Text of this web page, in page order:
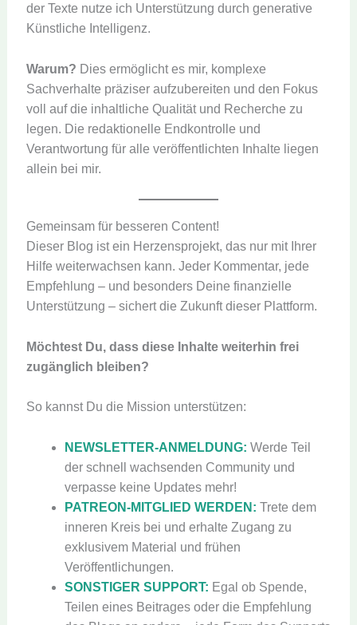
der Texte nutze ich Unterstützung durch generative
Künstliche Intelligenz.
Warum? Dies ermöglicht es mir, komplexe
Sachverhalte präziser aufzubereiten und den Fokus
voll auf die inhaltliche Qualität und Recherche zu
legen. Die redaktionelle Endkontrolle und
Verantwortung für alle veröffentlichten Inhalte liegen
allein bei mir.
Gemeinsam für besseren Content!
Dieser Blog ist ein Herzensprojekt, das nur mit Ihrer
Hilfe weiterwachsen kann. Jeder Kommentar, jede
Empfehlung – und besonders Deine finanzielle
Unterstützung – sichert die Zukunft dieser Plattform.
Möchtest Du, dass diese Inhalte weiterhin frei
zugänglich bleiben?
So kannst Du die Mission unterstützen:
NEWSLETTER-ANMELDUNG: Werde Teil
der schnell wachsenden Community und
verpasse keine Updates mehr!
PATREON-MITGLIED WERDEN: Trete dem
inneren Kreis bei und erhalte Zugang zu
exklusivem Material und frühen
Veröffentlichungen.
SONSTIGER SUPPORT: Egal ob Spende,
Teilen eines Beitrages oder die Empfehlung